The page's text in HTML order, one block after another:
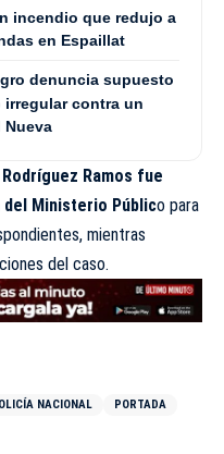
incendio que redujo a
en Espaillat
denuncia supuesto
contra un
Nueva
Rodríguez Ramos fue
Ministerio Público para
mientras
del caso.
NACIONAL
PORTADA